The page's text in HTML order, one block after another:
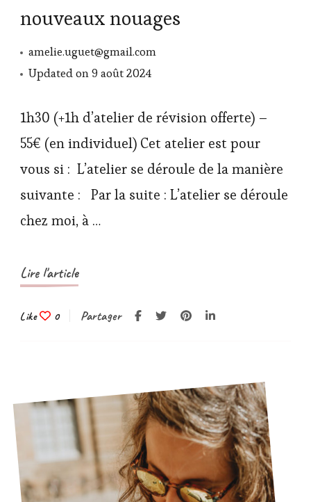
nouveaux nouages
amelie.uguet@gmail.com
Updated on9 août 2024
1h30 (+1h d’atelier de révision offerte) –
55€ (en individuel) Cet atelier est pour
vous si : L’atelier se déroule de la manière
suivante : Par la suite : L’atelier se déroule
chez moi, à …
Lire l'article
Like 0 Partager